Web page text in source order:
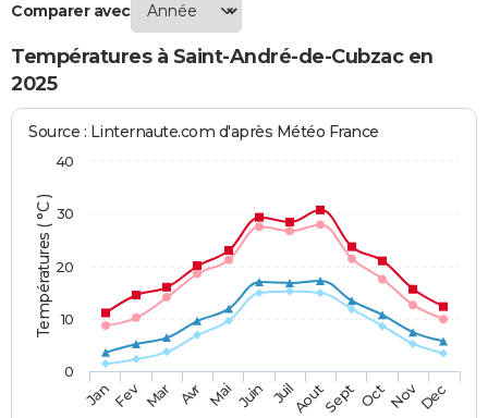
Comparer avec
Températures à Saint-André-de-Cubzac en
2025
Températures ( °C )
Source : Linternaute.com d'après Météo France
JanFev Mar Avr Mai Juin JuilAoutSept OctNovDec
0
10
20
30
40